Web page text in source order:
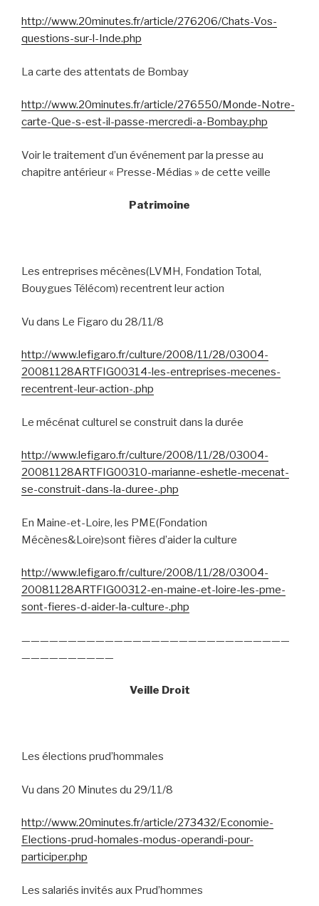
http://www.20minutes.fr/article/276206/Chats-Vos-
questions-sur-l-Inde.php
La carte des attentats de Bombay
http://www.20minutes.fr/article/276550/Monde-Notre-
carte-Que-s-est-il-passe-mercredi-a-Bombay.php
Voir le traitement d’un événement par la presse au
chapitre antérieur « Presse-Médias » de cette veille
Patrimoine
Les entreprises mécènes(LVMH, Fondation Total,
Bouygues Télécom) recentrent leur action
Vu dans Le Figaro du 28/11/8
http://www.lefigaro.fr/culture/2008/11/28/03004-
20081128ARTFIG00314-les-entreprises-mecenes-
recentrent-leur-action-.php
Le mécénat culturel se construit dans la durée
http://www.lefigaro.fr/culture/2008/11/28/03004-
20081128ARTFIG00310-marianne-eshetle-mecenat-
se-construit-dans-la-duree-.php
En Maine-et-Loire, les PME(Fondation
Mécènes&Loire)sont fières d’aider la culture
http://www.lefigaro.fr/culture/2008/11/28/03004-
20081128ARTFIG00312-en-maine-et-loire-les-pme-
sont-fieres-d-aider-la-culture-.php
—————————————————————————————
——————————
Veille Droit
Les élections prud’hommales
Vu dans 20 Minutes du 29/11/8
http://www.20minutes.fr/article/273432/Economie-
Elections-prud-homales-modus-operandi-pour-
participer.php
Les salariés invités aux Prud’hommes